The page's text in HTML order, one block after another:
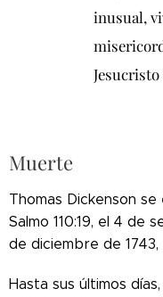
inusual,
Muerte
Thomas Dickenson
Salmo 110:19, el 4 de
de diciembre de
Hasta sus últimos